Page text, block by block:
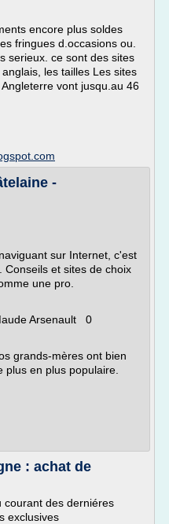
encore plus soldes
fringues d.occasions ou.
serieux. ce sont des sites
les tailles Les sites
vont jusqu.au 46
-
sur Internet, c'est
Conseils et sites de choix
une pro.
Arsenault 0
grands-mères ont bien
en plus populaire.
: achat de
courant des derniéres
exclusives